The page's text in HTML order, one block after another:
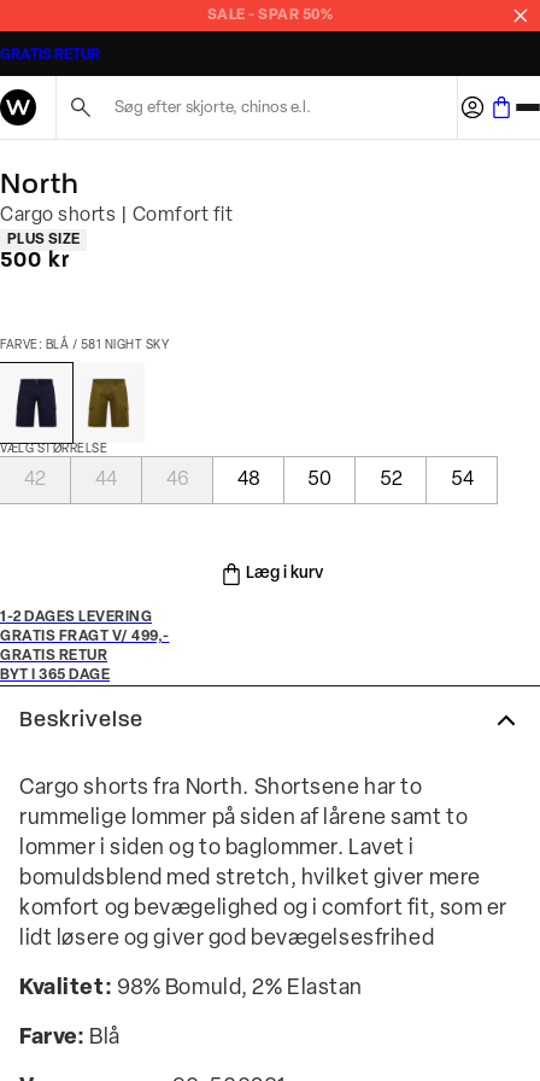
SALE - SPAR 50%
GRATIS RETUR
North
Cargo shorts | Comfort fit
Produkt egenskaber
PLUS SIZE
I alt (inkl. rabat)
500 kr
FARVE: BLÅ / 581 NIGHT SKY
VÆLG STØRRELSE
42 44 46 48 50 52 54
Læg i kurv
1-2 DAGES LEVERING
GRATIS FRAGT V/ 499,-
GRATIS RETUR
BYT I 365 DAGE
Beskrivelse
Cargo shorts fra North. Shortsene har to
rummelige lommer på siden af lårene samt to
lommer i siden og to baglommer. Lavet i
bomuldsblend med stretch, hvilket giver mere
komfort og bevægelighed og i comfort fit, som er
lidt løsere og giver god bevægelsesfrihed
Kvalitet: 98% Bomuld, 2% Elastan
Farve: Blå